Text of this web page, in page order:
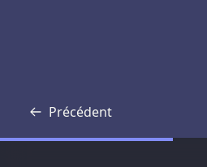
Précédent
Transcription